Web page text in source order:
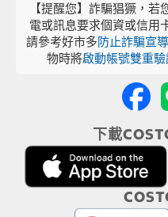
【提醒您】詐騙猖獗，
電或訊息要求個資或信用
請參考好市多防止詐騙宣導
物時將啟動帳號雙重
下載